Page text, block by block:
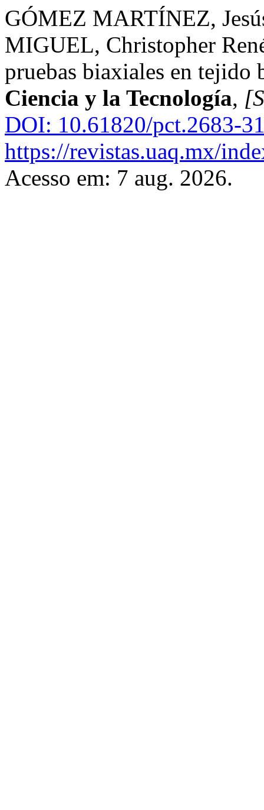
GÓMEZ MARTÍNEZ,
MIGUEL, Christopher
pruebas biaxiales en tejido
Ciencia y la Tecnología,
DOI: 10.61820/pct.2683-
https://revistas.uaq.mx/
Acesso em: 7 aug. 2026.